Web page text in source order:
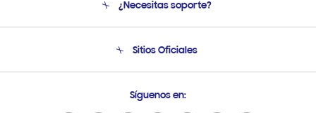
Soporte
Condiciones de Compra
¿Necesitas soporte?
Soporte vía eMail
Sitios Oficiales
Samsung Ecuador
Síguenos en: